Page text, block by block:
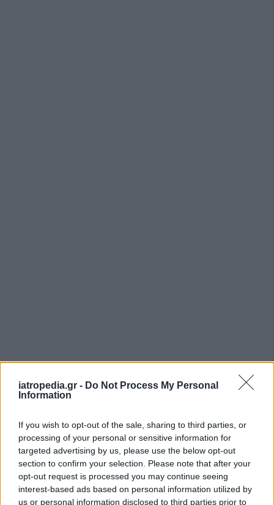
iatropedia.gr - Do Not Process My Personal
Information
If you wish to opt-out of the sale, sharing to third parties, or
processing of your personal or sensitive information for
targeted advertising by us, please use the below opt-out
section to confirm your selection. Please note that after your
opt-out request is processed you may continue seeing
interest-based ads based on personal information utilized by
us or personal information disclosed to third parties prior to
ΡΟΗ ΕΙΔΗΣΕΩΝ
ΕΙΔΗΣΕΙΣ 06 Αυγούστου 2026 20:01
ΕΟΔΥ: Σε χαμηλά επίπεδα COVID-19, γρίπη και RSV